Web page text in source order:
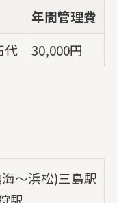
年間管理費
代 30,000円
～浜松)三島駅